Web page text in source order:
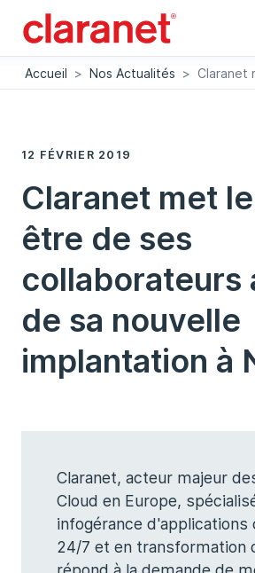
Accueil > Nos Actualités >
12 FÉVRIER 2019
Claranet met
être de ses
de sa nouvelle
implantation à
Claranet, acteur majeur
Cloud en Europe,
infogérance d'applications
24/7 et en transformation